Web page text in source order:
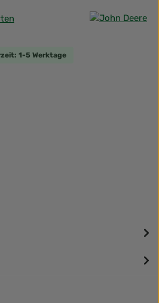
von 0 von 5 Sternen
1-5 Werktage